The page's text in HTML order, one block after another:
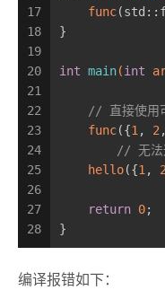
17
18
19
20
21
22
23
24
25
26
27
28
func
}
int main(int
// 直接使用
func({1 , 2
// 无法
hello({1 , 2
return 0;
}
编译报错如下：